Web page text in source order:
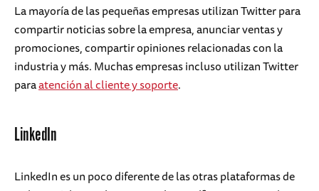
La mayoría de las pequeñas empresas utilizan Twitter para
compartir noticias sobre la empresa, anunciar ventas y
promociones, compartir opiniones relacionadas con la
industria y más. Muchas empresas incluso utilizan Twitter
paraatención al cliente y soporte.
LinkedIn
LinkedIn es un poco diferente de las otras plataformas de